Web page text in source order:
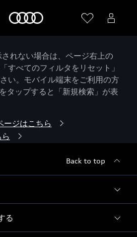
れない場合は、ページ右上の
すべてのフィルタをリセット」
い。モバイル端末をご利用の方
タップすると「新規検索」が表
ジはこちら
Back to top
る